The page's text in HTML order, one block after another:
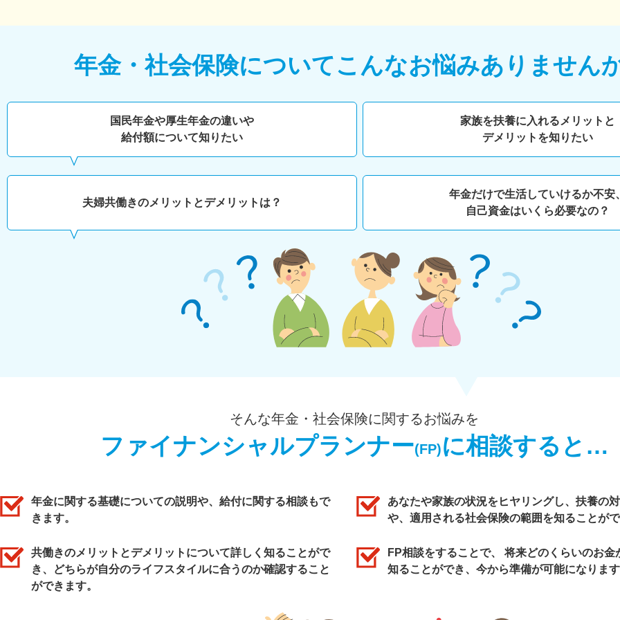
年金・社会保険についてこんなお悩みありません
国民年金や厚生年金の違いや
給付額について知りたい
家族を扶養に入れるメリットと
デメリットを知りたい
夫婦共働きのメリットとデメリットは？
年金だけで生活していけるか不安
自己資金はいくら必要なの？
そんな年金・社会保険に関するお悩みを
ファイナンシャルプランナー(FP)に相談すると…
年金に関する基礎についての説明や、給付に関する相談もで
きます。
あなたや家族の状況をヒヤリングし、扶養の
や、適用される社会保険の範囲を知ることが
共働きのメリットとデメリットについて詳しく知ることがで
き、どちらが自分のライフスタイルに合うのか確認すること
ができます。
FP相談をすることで、 将来どのくらいのお金
知ることができ、今から準備が可能になりま